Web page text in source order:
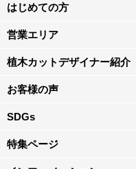
はじめての方
営業エリア
植木カットデザイナー紹介
お客様の声
SDGs
特集ページ